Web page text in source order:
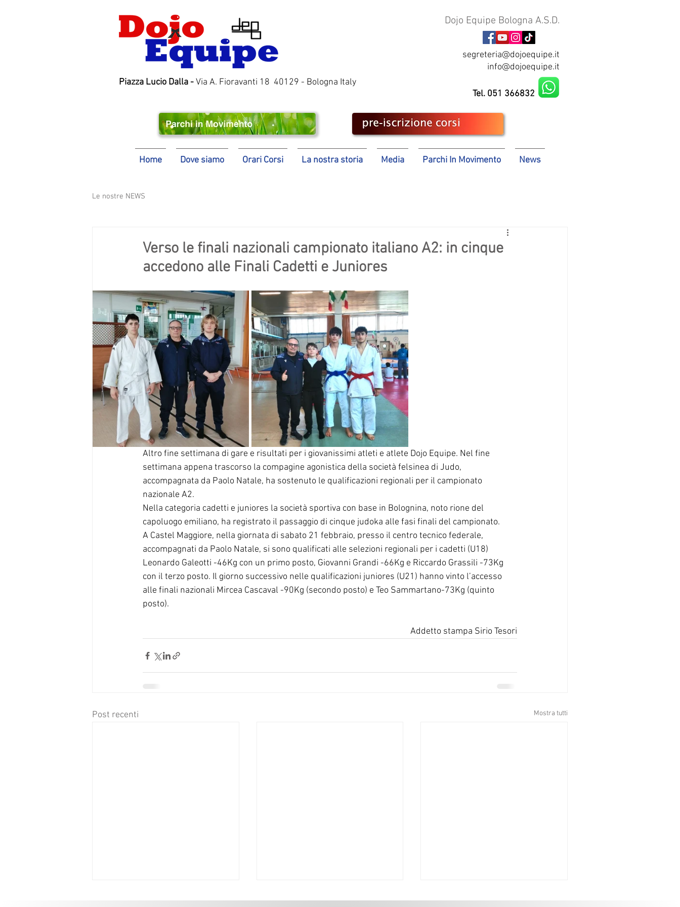
Dojo Equipe Bologna A.S.D.
segreteria@dojoequipe.it
info@dojoequipe.it
Piazza Lucio Dalla -Via A. Fioravanti 18 40129 - Bologna Italy
Tel. 051 366832
Home Dove siamo Orari Corsi La nostra storia Media Parchi In Movimento News
Le nostre NEWS
Verso le finali nazionali campionato italiano A2: in cinque
accedono alle Finali Cadetti e Juniores
Altro fine settimana di gare e risultati per i giovanissimi atleti e atlete Dojo Equipe. Nel fine
settimana appena trascorso la compagine agonistica della società felsinea di Judo,
accompagnata da Paolo Natale, ha sostenuto le qualificazioni regionali per il campionato
nazionale A2.
Nella categoria cadetti e juniores la società sportiva con base in Bolognina, noto rione del
capoluogo emiliano, ha registrato il passaggio di cinque judoka alle fasi finali del campionato.
A Castel Maggiore, nella giornata di sabato 21 febbraio, presso il centro tecnico federale,
accompagnati da Paolo Natale, si sono qualificati alle selezioni regionali per i cadetti (U18)
Leonardo Galeotti -46Kg con un primo posto, Giovanni Grandi -66Kg e Riccardo Grassili -73Kg
con il terzo posto. Il giorno successivo nelle qualificazioni juniores (U21) hanno vinto l’accesso
alle finali nazionali Mircea Cascaval -90Kg (secondo posto) e Teo Sammartano-73Kg (quinto
posto).
Addetto stampa Sirio Tesori
Post recenti Mostra tutti